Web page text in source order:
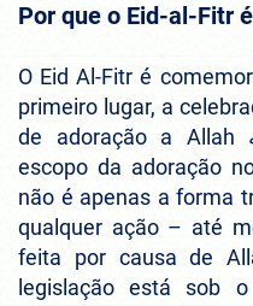
Por que o Eid-al-Fitr
O Eid Al-Fitr é
primeiro lugar, a
de adoração a Allah الله. Isso mostra o amplo
escopo da adoração
não é apenas a forma
qualquer ação – até
feita por causa de
legislação está sob